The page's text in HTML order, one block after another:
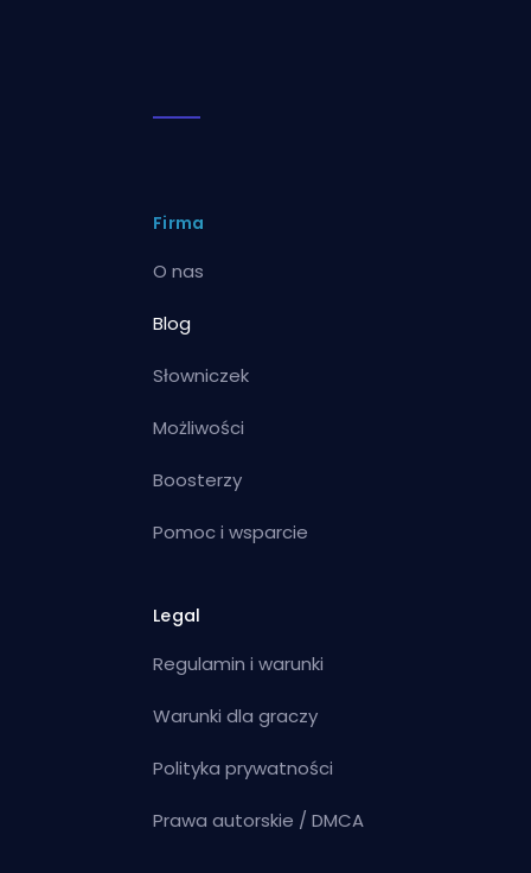
Firma
O nas
Blog
Słowniczek
Możliwości
Boosterzy
Pomoc i wsparcie
Legal
Regulamin i warunki
Warunki dla graczy
Polityka prywatności
Prawa autorskie / DMCA